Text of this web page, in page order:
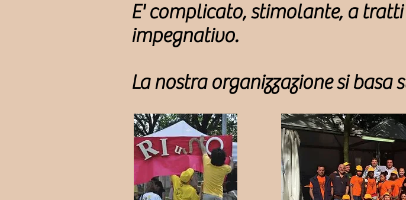
E' complicato, stimolante, a
impegnativo.
La nostra organizzazione si basa